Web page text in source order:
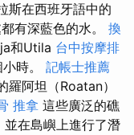
斯在西班牙語中的
有深藍色的水。 換
和Utila 台中按摩排
時。 記帳士推薦
阿坦（Roatan）
推拿 這些廣泛的礁
在島嶼上進行了潛